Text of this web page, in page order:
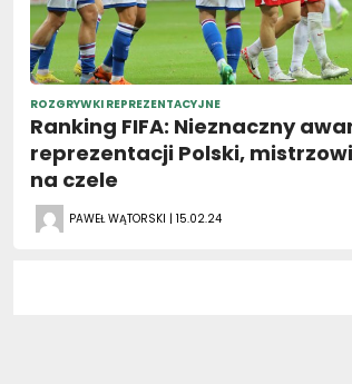
ROZGRYWKI REPREZENTACYJNE
Ranking FIFA: Nieznaczny
reprezentacji Polski,
na czele
PAWEŁ WĄTORSKI | 15.02.24